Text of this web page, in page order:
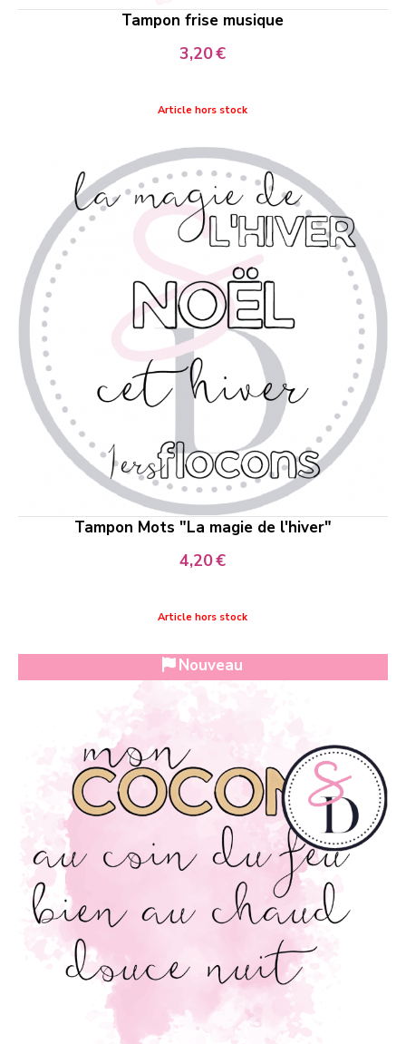
Tampon frise musique
3,20€
Article hors stock
Tampon Mots "La magie de l'hiver"
4,20€
Article hors stock
Nouveau